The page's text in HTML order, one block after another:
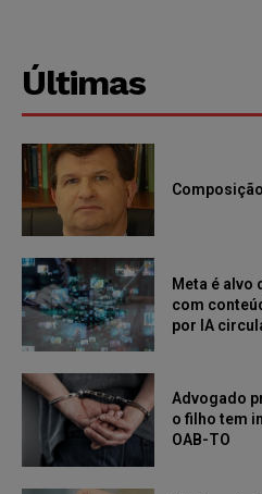
Últimas
Meta é alvo
com
por IA
Advogado
o filho tem
OAB-TO